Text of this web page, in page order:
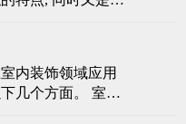
投入。为了取得
与重量比可提高
料密度的条件下不
内装饰领域应用
个方面。 室内